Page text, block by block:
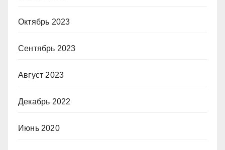
Октябрь 2023
Сентябрь 2023
Август 2023
Декабрь 2022
Июнь 2020